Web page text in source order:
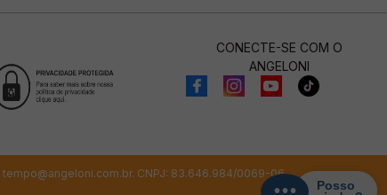
CONECTE-SE COM O
ANGELONI
tempo@angeloni.com.br. CNPJ: 83.646.984/0069-06